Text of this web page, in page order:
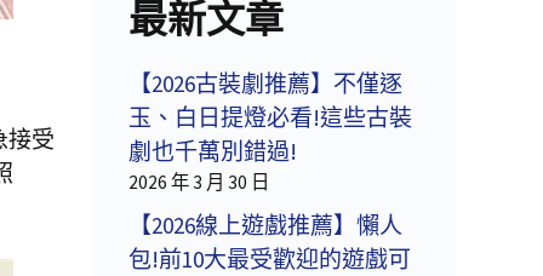
接受
最新文章
【2026古裝劇推薦】不僅逐
玉、白日提燈必看!這些古裝
劇也千萬別錯過!
2026 年 3 月 30 日
【2026線上遊戲推薦】懶人
包!前10大最受歡迎的遊戲可